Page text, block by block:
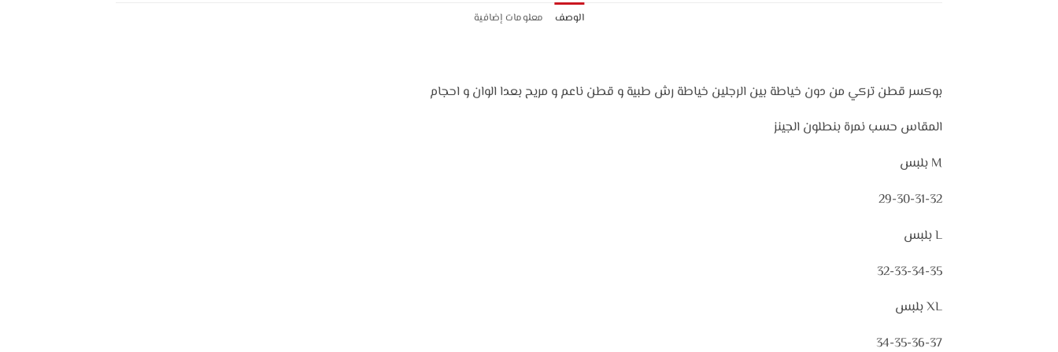
الوصف معلومات إضافية
بوكسر قطن تركي من دون خياطة بين الرجلين خياطة رش طبية و قطن ناعم و مريح بعدا الوان و احجام
المقاس حسب نمرة بنطلون الجينز
M بلبس
29-30-31-32
L بلبس
32-33-34-35
XL بلبس
34-35-36-37